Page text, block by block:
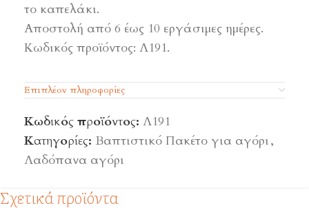
το καπελάκι.
Αποστολή από 6 έως 10 εργάσιμες ημέρες.
Κωδικός προϊόντος: Λ191.
Επιπλέον πληροφορίες
Κωδικός προϊόντος: Λ191
Κατηγορίες: Βαπτιστικό Πακέτο για αγόρι,
Λαδόπανα αγόρι
Σχετικά προϊόντα